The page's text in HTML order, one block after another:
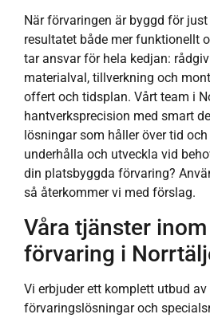
När förvaringen är byggd för
resultatet både mer funktionellt
tar ansvar för hela kedjan:
materialval, tillverkning och
offert och tidsplan. Vårt team i
hantverksprecision med smart
lösningar som håller över tid
underhålla och utveckla vid
din platsbyggda förvaring?
så återkommer vi med förslag.
Våra tjänster
förvaring i
Vi erbjuder ett komplett utbud
förvaringslösningar och